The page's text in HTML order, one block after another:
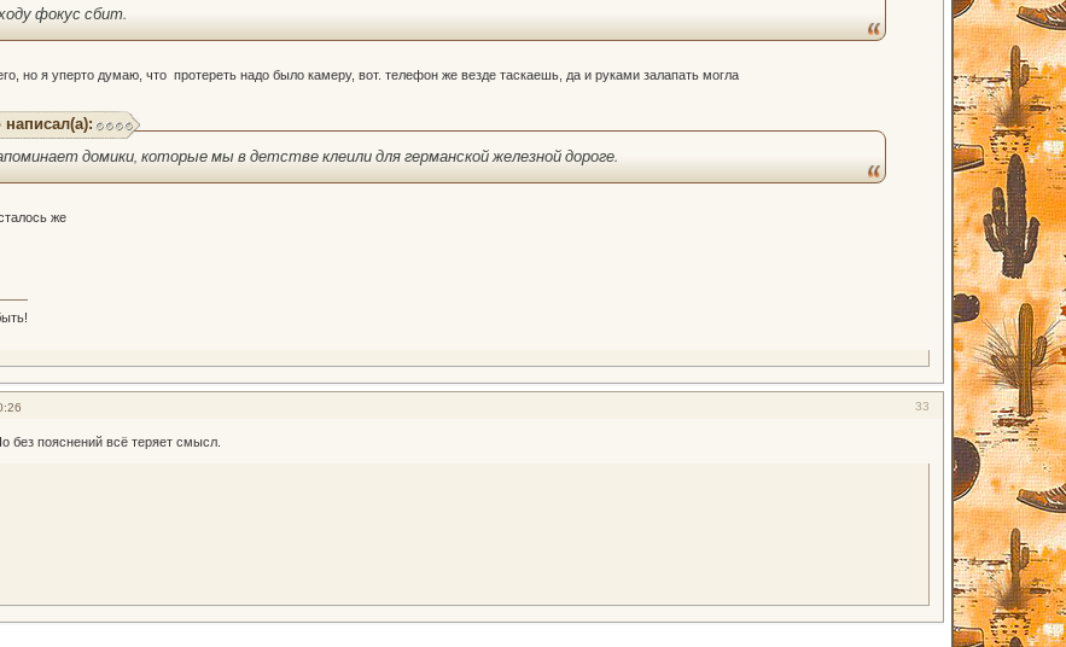
фокус сбит.
но я уперто думаю, что протереть надо было камеру, вот. телефон же везде таскаешь, да и руками залапать могла
домики, которые мы в детстве клеили для германской железной дороге.
же
33
без пояснений всё теряет смысл.